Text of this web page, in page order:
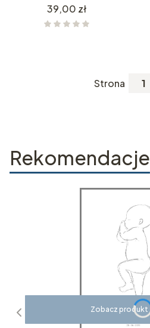
Cena
39,00 zł
Strona
Rekomendacje
Zobacz produkt